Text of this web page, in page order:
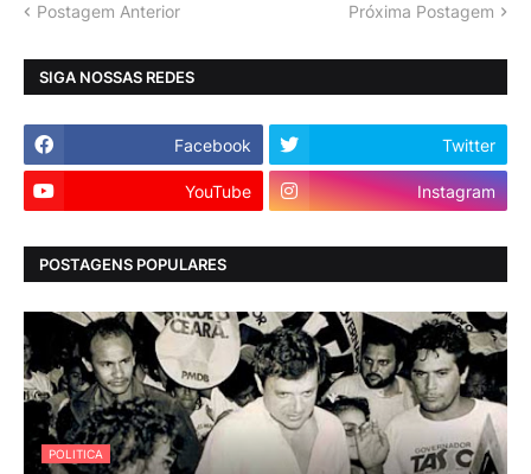
Postagem Anterior Próxima Postagem
SIGA NOSSAS REDES
Facebook Twitter
YouTube Instagram
POSTAGENS POPULARES
POLITICA